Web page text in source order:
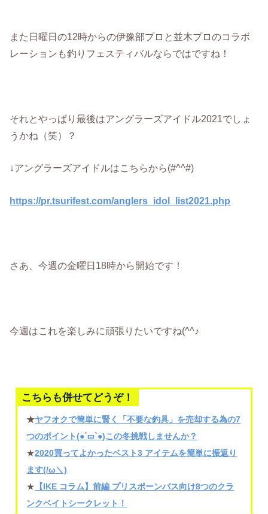
また日曜日の12時からの伊豫部プロと並木プロのコラボ
レーションも釣りフェスティバルならではですね！
それとやっぱり最後はアングラーズアイドル2021でしょ
うかね（笑）？
↓アングラーズアイドルはこちらから(#^^#)
https://pr.tsurifest.com/anglers_idol_list2021.php
さあ、今週の金曜日18時から開始です！
今週はこれを楽しみに頑張りたいですね(^^♪
こちらも併せてどうぞ！
★ヤフオクで簡単に賢く「不要な釣具」を売却する為の7
つのポイント(●´ϖ`●)この冬挑戦しませんか？
★2020買ってよかったベスト3 アイテムを簡単に振返り
ます(/ω＼)
★ 【IKE コラム】前編 プリスポーンバス向け8つのクラ
ンクベイトシークレット！